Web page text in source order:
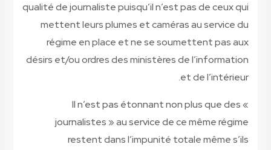
qualité de journaliste puisqu’il n’est
mettent leurs plumes et caméras
régime en place et ne se
désirs et/ou ordres des ministères
Il n’est pas étonnant non
journalistes » au service de
restent dans l’impunité